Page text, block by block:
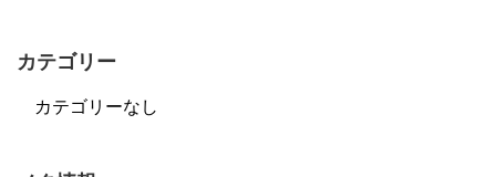
カテゴリー
カテゴリーなし